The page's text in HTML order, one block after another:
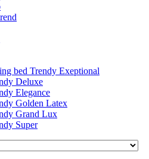
bed Trendy Exeptional
Deluxe
Elegance
Golden Latex
Grand Lux
Super